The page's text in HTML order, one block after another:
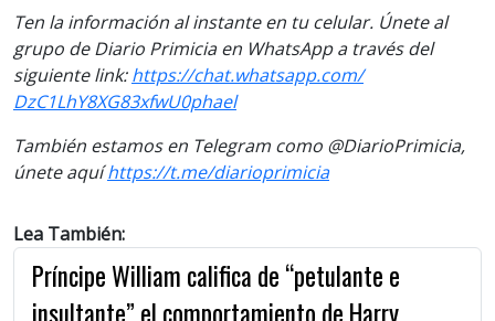
Ten la información al instante en tu celular. Únete al
grupo de Diario Primicia en WhatsApp a través del
siguiente link:https://chat.whatsapp.com/
DzC1LhY8XG83xfwU0phael
También estamos en Telegram como @DiarioPrimicia,
únete aquíhttps://t.me/diarioprimicia
Lea También:
Príncipe William califica de “petulante e
insultante” el comportamiento de Harry